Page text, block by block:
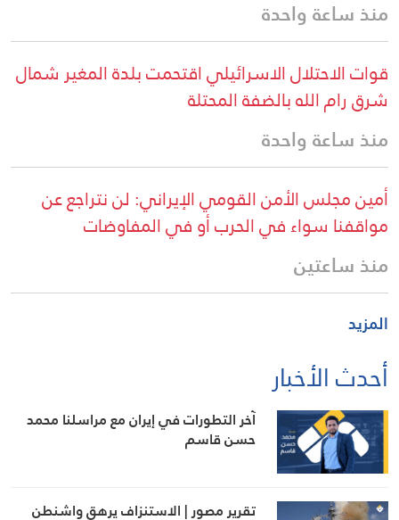
منذ ساعة واحدة
قوات الاحتلال الاسرائيلي اقتحمت بلدة المغير شمال
شرق رام الله بالضفة المحتلة
منذ ساعة واحدة
أمين مجلس الأمن القومي الإيراني: لن نتراجع عن
مواقفنا سواء في الحرب أو في المفاوضات
منذ ساعتين
المزيد
أحدث الأخبار
آخر التطورات في إيران مع مراسلنا محمد
حسن قاسم
تقرير مصور | الاستنزاف يرهق واشنطن